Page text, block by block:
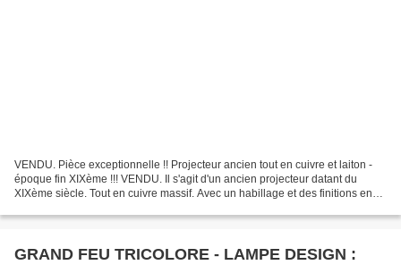
VENDU. Pièce exceptionnelle !! Projecteur ancien tout en cuivre et laiton -
époque fin XIXème !!! VENDU. Il s'agit d'un ancien projecteur datant du
XIXème siècle. Tout en cuivre massif. Avec un habillage et des finitions en
GRAND FEU TRICOLORE - LAMPE DESIGN :